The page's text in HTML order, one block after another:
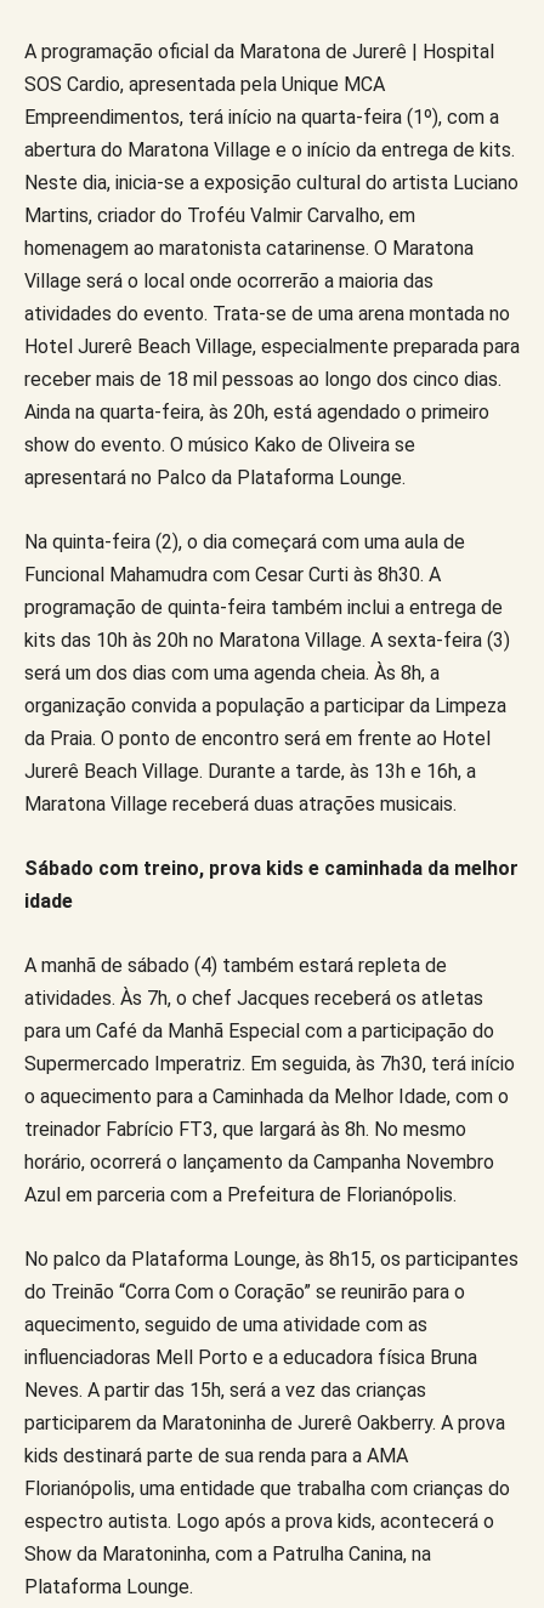
A programação oficial da Maratona de Jurerê | Hospital
SOS Cardio, apresentada pela Unique MCA
Empreendimentos, terá início na quarta-feira (1º), com a
abertura do Maratona Village e o início da entrega de kits.
Neste dia, inicia-se a exposição cultural do artista Luciano
Martins, criador do Troféu Valmir Carvalho, em
homenagem ao maratonista catarinense. O Maratona
Village será o local onde ocorrerão a maioria das
atividades do evento. Trata-se de uma arena montada no
Hotel Jurerê Beach Village, especialmente preparada para
receber mais de 18 mil pessoas ao longo dos cinco dias.
Ainda na quarta-feira, às 20h, está agendado o primeiro
show do evento. O músico Kako de Oliveira se
apresentará no Palco da Plataforma Lounge.
Na quinta-feira (2), o dia começará com uma aula de
Funcional Mahamudra com Cesar Curti às 8h30. A
programação de quinta-feira também inclui a entrega de
kits das 10h às 20h no Maratona Village. A sexta-feira (3)
será um dos dias com uma agenda cheia. Às 8h, a
organização convida a população a participar da Limpeza
da Praia. O ponto de encontro será em frente ao Hotel
Jurerê Beach Village. Durante a tarde, às 13h e 16h, a
Maratona Village receberá duas atrações musicais.
Sábado com treino, prova kids e caminhada da melhor
idade
A manhã de sábado (4) também estará repleta de
atividades. Às 7h, o chef Jacques receberá os atletas
para um Café da Manhã Especial com a participação do
Supermercado Imperatriz. Em seguida, às 7h30, terá início
o aquecimento para a Caminhada da Melhor Idade, com o
treinador Fabrício FT3, que largará às 8h. No mesmo
horário, ocorrerá o lançamento da Campanha Novembro
Azul em parceria com a Prefeitura de Florianópolis.
No palco da Plataforma Lounge, às 8h15, os participantes
do Treinão “Corra Com o Coração” se reunirão para o
aquecimento, seguido de uma atividade com as
influenciadoras Mell Porto e a educadora física Bruna
Neves. A partir das 15h, será a vez das crianças
participarem da Maratoninha de Jurerê Oakberry. A prova
kids destinará parte de sua renda para a AMA
Florianópolis, uma entidade que trabalha com crianças do
espectro autista. Logo após a prova kids, acontecerá o
Show da Maratoninha, com a Patrulha Canina, na
Plataforma Lounge.